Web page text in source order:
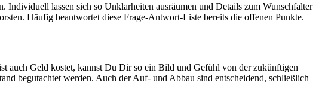
lassen sich so Unklarheiten ausräumen und Details zum Wunschfalter
Häufig beantwortet diese Frage-Antwort-Liste bereits die offenen Punkte.
auch Geld kostet, kannst Du Dir so ein Bild und Gefühl von der zukünftigen
begutachtet werden. Auch der Auf- und Abbau sind entscheidend, schließlich